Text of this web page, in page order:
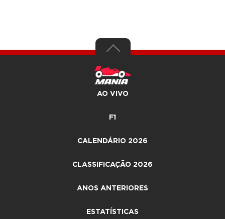
AO VIVO
F1
CALENDÁRIO 2026
CLASSIFICAÇÃO 2026
ANOS ANTERIORES
ESTATÍSTICAS